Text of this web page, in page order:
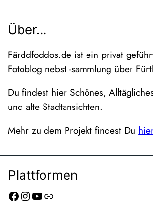
Über…
Färddfoddos.de ist ein privat
Fotoblog nebst -sammlung über
Du findest hier Schönes,
und alte Stadtansichten.
Mehr zu dem Projekt findest Du
Plattformen
Facebook Instagram YouTube Link